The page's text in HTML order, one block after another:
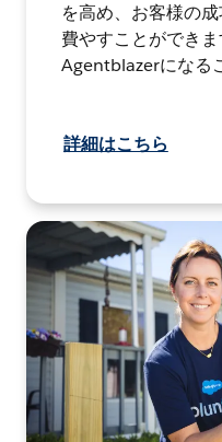
を高め、お客様の
費やすことができま
Agentblazerになる
詳細はこちら